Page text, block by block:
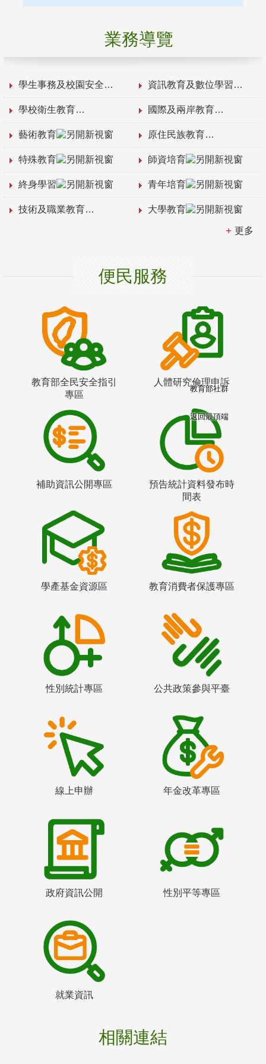
業務導覽
學生事務及校園安全 資訊教育及數位學習
學校衛生教育 國際及兩岸教育
藝術教育 原住民族教育
特殊教育 師資培育
終身學習 青年培育
技術及職業教育 大學教育
更多
便民服務
教育部全民安全指引
專區
人體研究倫理申訴
補助資訊公開專區
預告統計資料發布時
間表
學產基金資源區 教育消費者保護專區
性別統計專區 公共政策參與平臺
線上申辦 年金改革專區
政府資訊公開 性別平等專區
就業資訊
相關連結
教育部社群
返回最頂端